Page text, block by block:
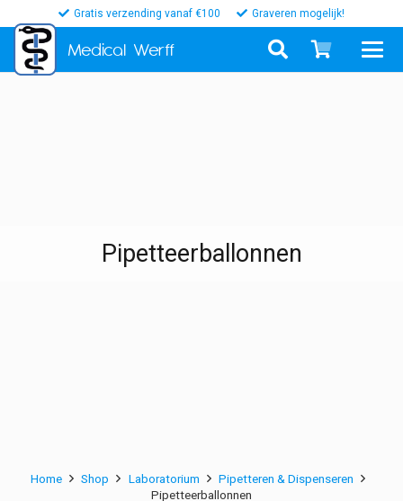
Gratis verzending vanaf €100 Graveren mogelijk!
Medical Werff
Pipetteerballonnen
Home Shop Laboratorium
Pipetteren & Dispenseren
Pipetteerballonnen